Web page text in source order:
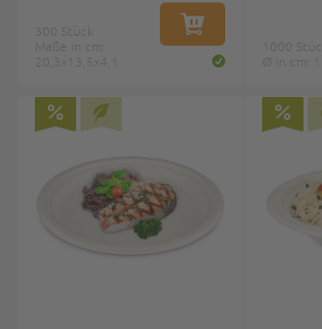
IN DEN WARENKORB